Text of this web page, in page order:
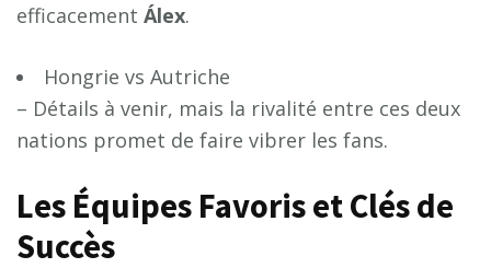
efficacement Álex.
Hongrie vs Autriche
– Détails à venir, mais la rivalité entre ces deux
nations promet de faire vibrer les fans.
Les Équipes Favoris et Clés de
Succès